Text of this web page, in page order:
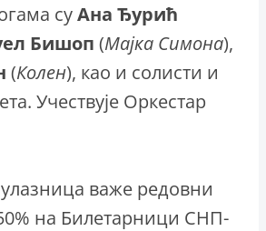
суАна Ђурић
Бишоп (Мајка Симона),
(Колен), као и солисти и
Учествује Оркестар
важе редовни
на Билетарници СНП-